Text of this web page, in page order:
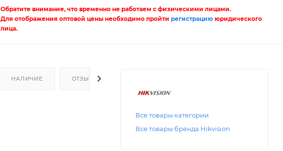
Обратите внимание, что временно не работаем с физическими лицами.
Для отображения оптовой цены необходимо пройтирегистрацию юридического
лица.
НАЛИЧИЕ ОТЗЫВЫ
Все товары категории
Все товары бренда Hikvision